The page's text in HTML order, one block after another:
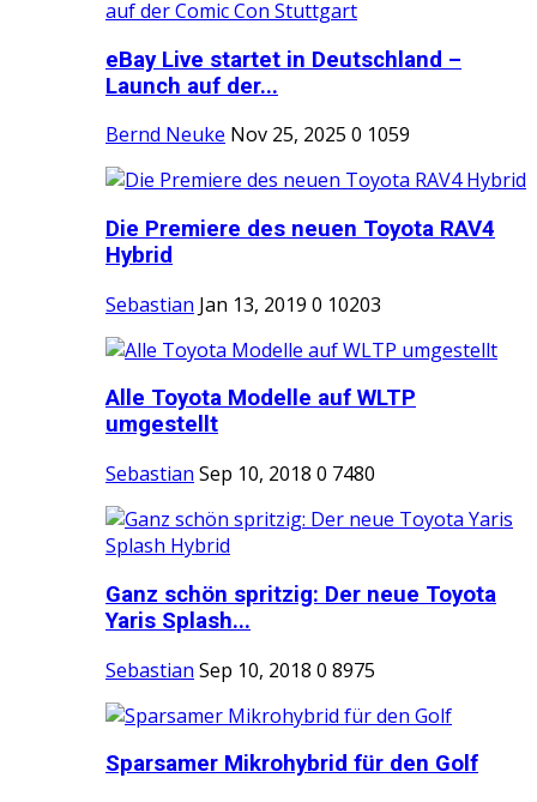
eBay Live startet in Deutschland –
Launch auf der...
Bernd Neuke Nov 25, 2025 0 1059
Die Premiere des neuen Toyota RAV4
Hybrid
Sebastian Jan 13, 2019 0 10203
Alle Toyota Modelle auf WLTP
umgestellt
Sebastian Sep 10, 2018 0 7480
Ganz schön spritzig: Der neue Toyota
Yaris Splash...
Sebastian Sep 10, 2018 0 8975
Sparsamer Mikrohybrid für den Golf